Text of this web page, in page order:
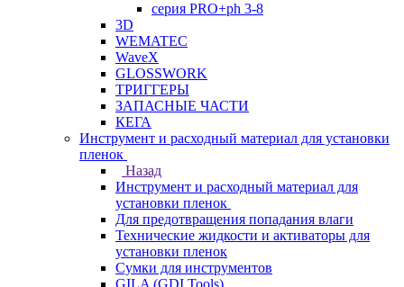
серия PRO+ph 3-8
3D
WEMATEC
WaveX
GLOSSWORK
ТРИГГЕРЫ
ЗАПАСНЫЕ ЧАСТИ
КЕГА
Инструмент и расходный материал для установки
пленок
Назад
Инструмент и расходный материал для
установки пленок
Для предотвращения попадания влаги
Технические жидкости и активаторы для
установки пленок
Сумки для инструментов
GILA (GDI Tools)